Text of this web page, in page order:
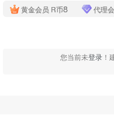
黄金会员 R币8 代理
您当前未登录 ！